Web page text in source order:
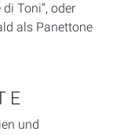
Toni“, oder
als Panettone
und